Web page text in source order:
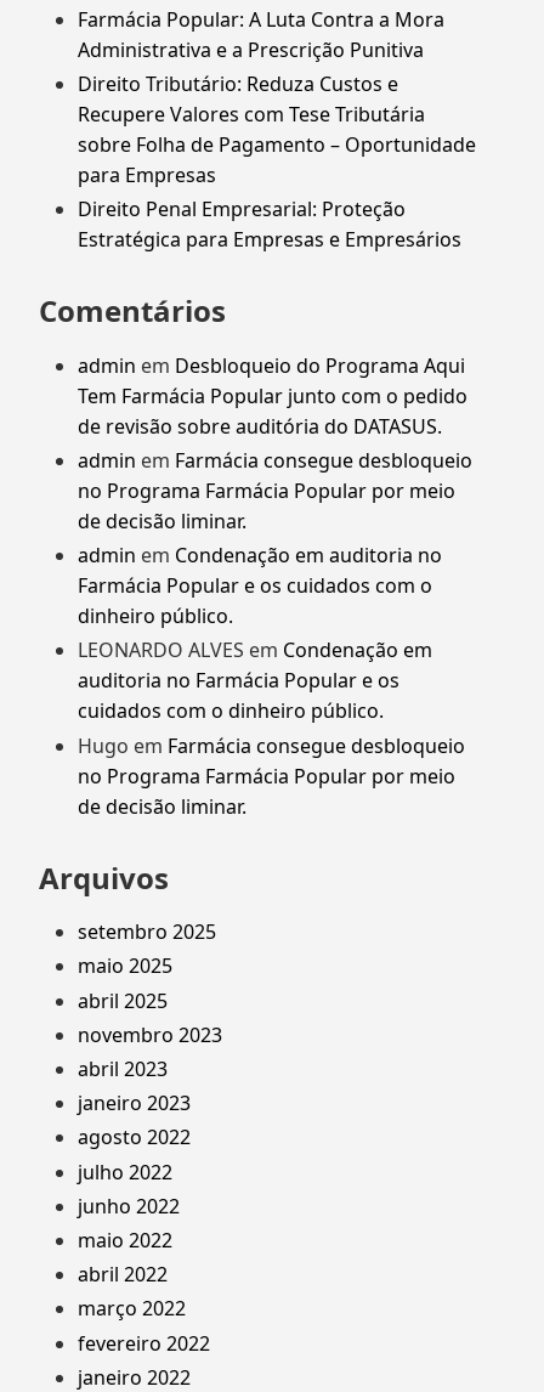
Farmácia Popular: A Luta Contra a Mora
Administrativa e a Prescrição Punitiva
Direito Tributário: Reduza Custos e
Recupere Valores com Tese Tributária
sobre Folha de Pagamento – Oportunidade
para Empresas
Direito Penal Empresarial: Proteção
Estratégica para Empresas e Empresários
Comentários
admin em Desbloqueio do Programa Aqui
Tem Farmácia Popular junto com o pedido
de revisão sobre auditória do DATASUS.
admin em Farmácia consegue desbloqueio
no Programa Farmácia Popular por meio
de decisão liminar.
admin em Condenação em auditoria no
Farmácia Popular e os cuidados com o
dinheiro público.
LEONARDO ALVES em Condenação em
auditoria no Farmácia Popular e os
cuidados com o dinheiro público.
Hugo em Farmácia consegue desbloqueio
no Programa Farmácia Popular por meio
de decisão liminar.
Arquivos
setembro 2025
maio 2025
abril 2025
novembro 2023
abril 2023
janeiro 2023
agosto 2022
julho 2022
junho 2022
maio 2022
abril 2022
março 2022
fevereiro 2022
janeiro 2022